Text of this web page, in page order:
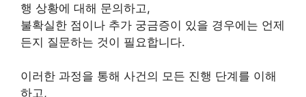
행 상황에 대해 문의하고,
불확실한 점이나 추가 궁금증이 있을 경우에는 언제
든지 질문하는 것이 필요합니다.
이러한 과정을 통해 사건의 모든 진행 단계를 이해
하고,